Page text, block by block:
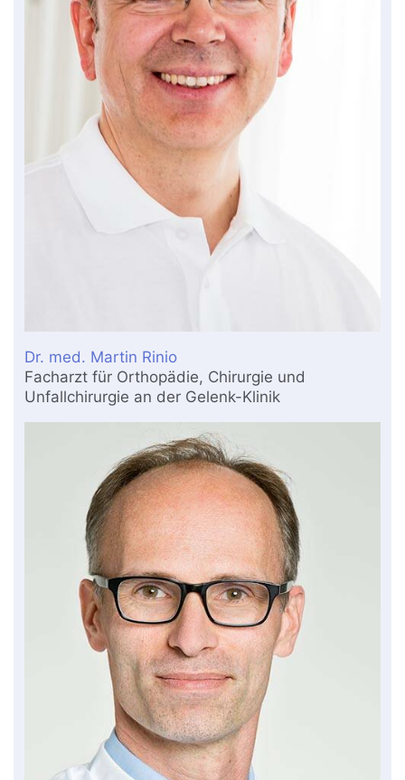
Dr. med. Martin Rinio
Facharzt für Orthopädie, Chirurgie und
Unfallchirurgie an der Gelenk-Klinik